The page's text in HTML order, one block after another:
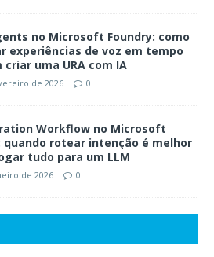
no Microsoft Foundry: como
experiências de voz em tempo
criar uma URA com IA
de 2026 0
Workflow no Microsoft
quando rotear intenção é melhor
tudo para um LLM
de 2026 0